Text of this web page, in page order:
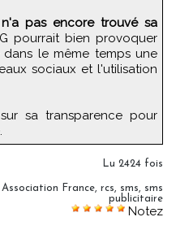
pas encore trouvé sa
pourrait bien provoquer
le même temps une
sociaux et l'utilisation
sa transparence pour
Lu 2424 fois
France, rcs, sms, sms
publicitaire
Notez